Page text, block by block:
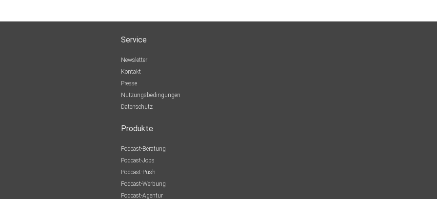
Service
Newsletter
Kontakt
Presse
Nutzungsbedingungen
Datenschutz
Produkte
Podcast-Beratung
Podcast-Jobs
Podcast-Push
Podcast-Werbung
Podcast-Agentur